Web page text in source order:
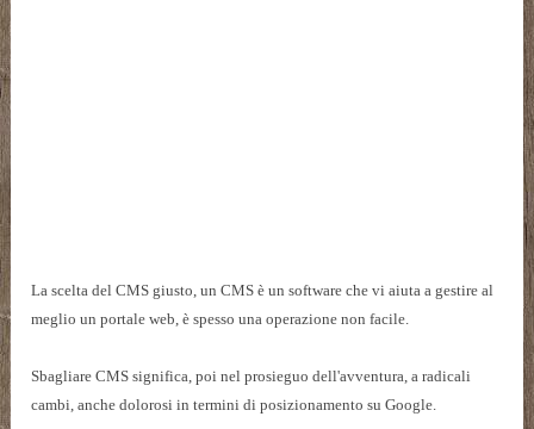
La scelta del CMS giusto, un CMS è un software che vi aiuta a gestire al
meglio un portale web, è spesso una operazione non facile.
Sbagliare CMS significa, poi nel prosieguo dell'avventura, a radicali
cambi, anche dolorosi in termini di posizionamento su Google.